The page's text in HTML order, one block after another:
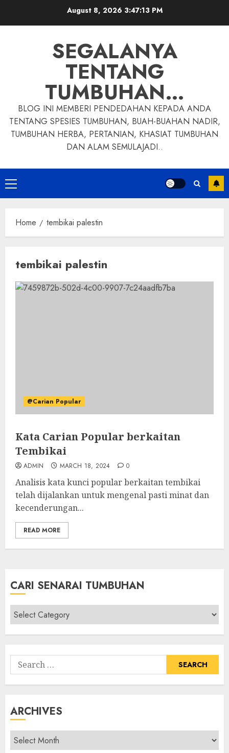
August 8, 2026 3:47:14 PM
SEGALANYA
TENTANG
TUMBUHAN…
BLOG INI MEMBERI PENDEDAHAN KEPADA ANDA
TENTANG SPESIES TUMBUHAN, BUAH-BUAHAN NADIR,
TUMBUHAN HERBA, PERTANIAN, KHASIAT TUMBUHAN
DAN ALAM SEMULAJADI..
Primary
Menu
Home tembikai palestin
tembikai palestin
@Carian Popular
Kata Carian Popular berkaitan
Tembikai
ADMIN MARCH 18, 2024 0
Analisis kata kunci popular berkaitan tembikai
telah dijalankan untuk mengenal pasti minat dan
kecenderungan...
READ MORE
CARI SENARAI TUMBUHAN
Cari
Senarai
Tumbuhan
Search
for:
ARCHIVES
Archives